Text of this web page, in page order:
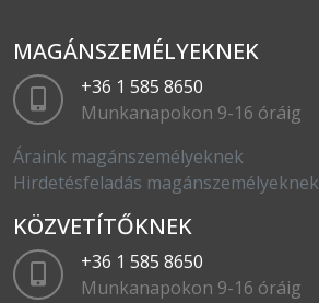
MAGÁNSZEMÉLYEKNEK
+36 1 585 8650
Munkanapokon 9-16 óráig
Áraink magánszemélyeknek
Hirdetésfeladás magánszemélyeknek
KÖZVETÍTŐKNEK
+36 1 585 8650
Munkanapokon 9-16 óráig